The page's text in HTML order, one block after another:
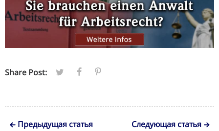
Share Post:
Предыдущая статья Следующая статья